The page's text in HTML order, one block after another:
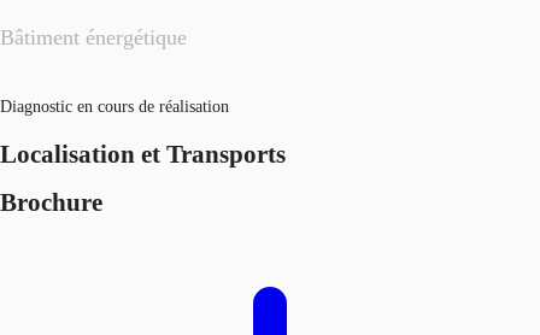
Bâtiment énergétique
Diagnostic en cours de réalisation
Localisation et Transports
Brochure